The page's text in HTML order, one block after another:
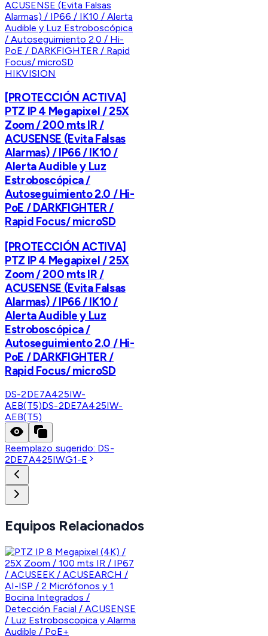
HIKVISION
[PROTECCIÓN ACTIVA]
PTZ IP 4 Megapixel / 25X
Zoom / 200 mts IR /
ACUSENSE (Evita Falsas
Alarmas) / IP66 / IK10 /
Alerta Audible y Luz
Estroboscópica /
Autoseguimiento 2.0 / Hi-
PoE / DARKFIGHTER /
Rapid Focus/ microSD
[PROTECCIÓN ACTIVA]
PTZ IP 4 Megapixel / 25X
Zoom / 200 mts IR /
ACUSENSE (Evita Falsas
Alarmas) / IP66 / IK10 /
Alerta Audible y Luz
Estroboscópica /
Autoseguimiento 2.0 / Hi-
PoE / DARKFIGHTER /
Rapid Focus/ microSD
DS-2DE7A425IW-
AEB(T5)DS-2DE7A425IW-
AEB(T5)
Reemplazo sugerido: DS-
2DE7A425IWG1-E
Equipos Relacionados